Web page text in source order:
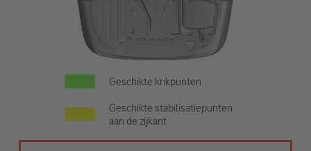
Geschikte krikpunten
Geschikte stabilisatiepunten
aan de zijkant